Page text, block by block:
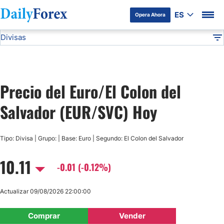
Opera Ahora ES
Divulgación del Anunciante
Divisas
USD/JPY
GBP/USD
AUD/USD
Precio del Euro/El Colon del
Salvador (EUR/SVC) Hoy
Tipo: Divisa | Grupo: | Base: Euro | Segundo: El Colon del Salvador
10.11 -0.01 (-0.12%)
Comprar Vender
Actualizar 09/08/2026 22:00:00